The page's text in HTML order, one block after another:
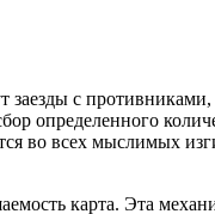
с противниками,
определенного
во всех мыслимых
карта. Эта